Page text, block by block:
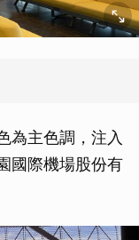
為主色調，注入
國際機場股份有